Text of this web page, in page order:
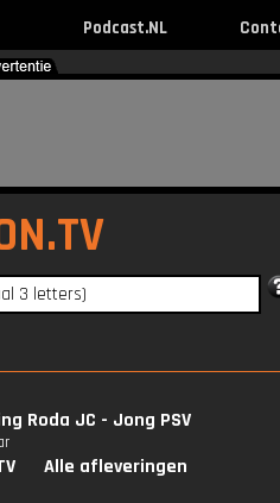
Podcast.NL
Roda JC - Jong PSV
Alle afleveringen